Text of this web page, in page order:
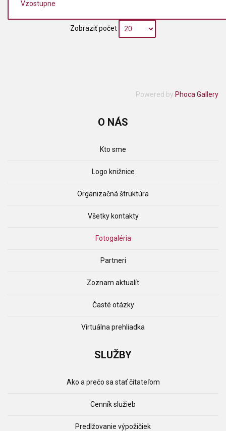
Zobraziť počet
Powered by Phoca Gallery
O NÁS
Kto sme
Logo knižnice
Organizačná štruktúra
Všetky kontakty
Fotogaléria
Partneri
Zoznam aktualít
Časté otázky
Virtuálna prehliadka
SLUŽBY
Ako a prečo sa stať čitateľom
Cenník služieb
Predlžovanie výpožičiek